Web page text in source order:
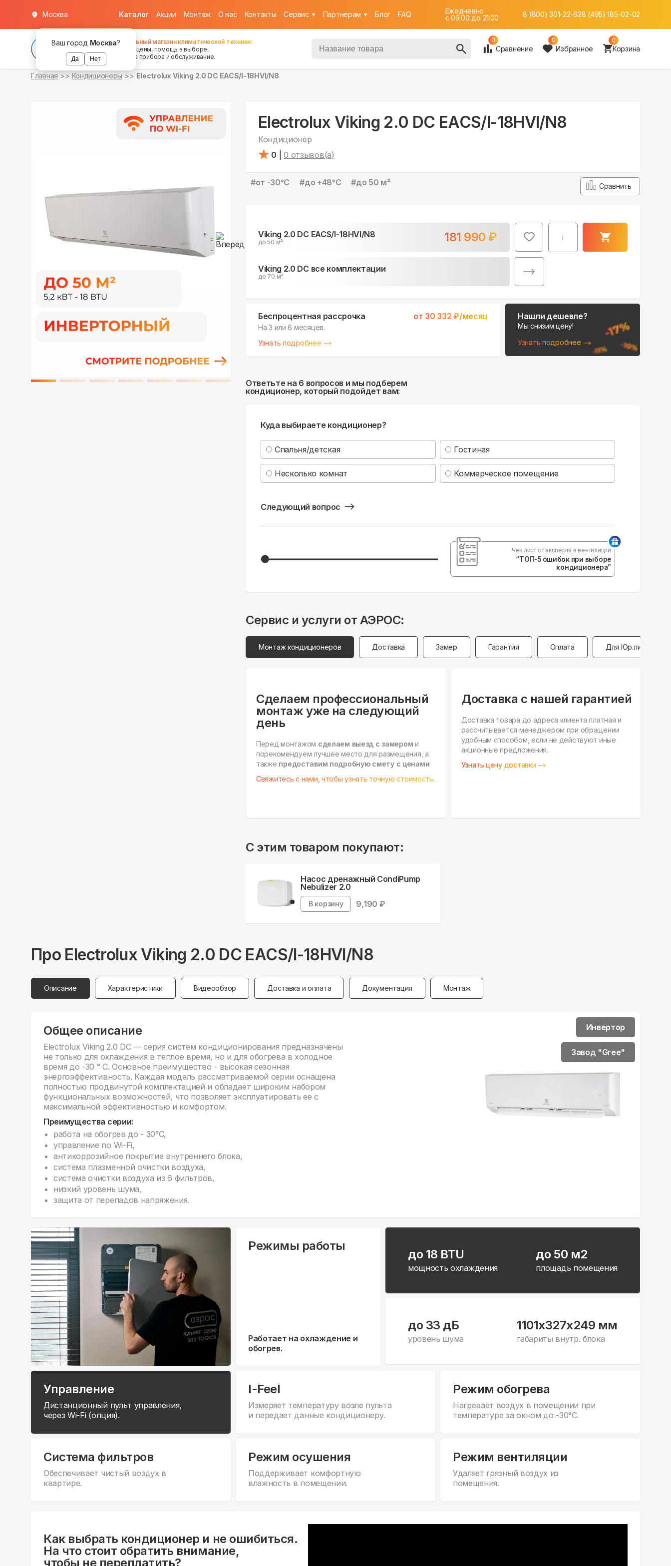
Ваш город Москва?
Да Нет
Москва Каталог Акции Монтаж О нас Контакты Cервис Партнерам Блог FAQ
Ежедневно
c 09:00 до 21:00
8 (800) 301-22-628 (495) 185-02-02
Федеральный магазин климатической техники:
хорошие цены, помощь в выборе,
установка прибора и обслуживание.
0
Сравнение
0
Избранное
0
Корзина
Главная Кондиционеры Electrolux Viking 2.0 DC EACS/I-18HVI/N8
Поможем выбрать
место для монтажа:
В Telegram
Electrolux Viking 2.0 DC EACS/I-18HVI/N8
Кондиционер
0
0 отзывов(а)
#от -30°С #до +48°С #до 50 м² Сравнить
Viking 2.0 DC EACS/I-18HVI/N8
до 50 м² 181 990 ₽ i
в наличии
Viking 2.0 DC все комплектации
до 70 м²
в наличии
Беспроцентная рассрочка от 30 332 ₽/месяц
На 3 или 6 месяцев.
Узнать подробнее
Нашли дешевле?
Мы снизим цену!
Узнать подробнее
Ответьте на 6 вопросов и мы подберем
кондиционер, который подойдет вам:
Куда выбираете кондиционер?
Спальня/детская Гостиная
Несколько комнат Коммерческое помещение
Следующий вопрос
Чек лист от эксперта в вентиляции
“ТОП-5 ошибок при выборе
кондиционера”
Сервис и услуги от АЭРОС:
Монтаж кондиционеров Доставка Замер Гарантия Оплата Для Юр.лиц
Сделаем профессиональный
монтаж уже на следующий
день
Перед монтажом сделаем выезд с замером и
порекомендуем лучшее место для размещения, а
также предоставим подробную смету с ценами
Свяжитесь с нами, чтобы узнать точную стоимость.
Доставка с нашей гарантией
Доставка товара до адреса клиента платная и
рассчитывается менеджером при обращении
удобным способом, если не действуют иные
акционные предложения.
Узнать цену доставки
С этим товаром покупают:
Насос дренажный CondiPump
Nebulizer 2.0
В корзину 9,190 ₽
Про Electrolux Viking 2.0 DC EACS/I-18HVI/N8
Описание Характеристики Видеообзор Доставка и оплата Документация Монтаж
Общее описание
Electrolux Viking 2.0 DC — серия систем кондиционирования предназначены
не только для охлаждения в теплое время, но и для обогрева в холодное
время до -30 ° C. Основное преимущество - высокая сезонная
энергоэффективность. Каждая модель рассматриваемой серии оснащена
полностью продвинутой комплектацией и обладает широким набором
функциональных возможностей, что позволяет эксплуатировать ее с
максимальной эффективностью и комфортом.
Преимущества серии:
работа на обогрев до - 30°С,
управление по Wi-Fi,
антикоррозийное покрытие внутреннего блока,
система плазменной очистки воздуха,
система очистки воздуха из 6 фильтров,
низкий уровень шума,
защита от перепадов напряжения.
Инвертор
Завод "Gree"
Режимы работы
Работает на охлаждение и
обогрев.
до 18 BTU
мощность охлаждения
до 50 м2
площадь помещения
до 33 дБ
уровень шума
1101x327x249 мм
габариты внутр. блока
Управление
Дистанционный пульт управления,
через Wi-Fi (опция).
I-Feel
Измеряет температуру возле пульта
и передает данные кондиционеру.
Режим обогрева
Нагревает воздух в помещении при
температуре за окном до -30°С.
Система фильтров
Обеспечивает чистый воздух в
квартире.
Режим осушения
Поддерживает комфортную
влажность в помещении.
Режим вентиляции
Удаляет грязный воздух из
помещения.
Как выбрать кондиционер и не ошибиться.
На что стоит обратить внимание,
чтобы не переплатить?